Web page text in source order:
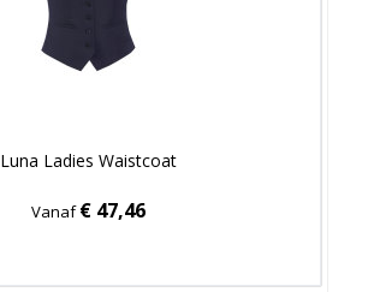
Luna Ladies Waistcoat
Vanaf€ 47,46